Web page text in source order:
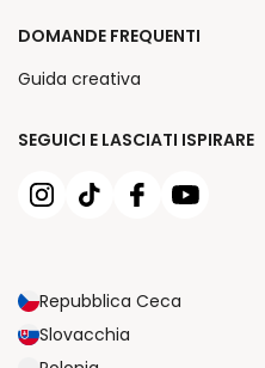
SEGUICI E LASCIATI ISPIRARE
Repubblica Ceca
Slovacchia
DOMANDE FREQUENTI
Guida creativa